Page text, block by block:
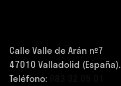
Calle Valle de Arán nº7
47010 Valladolid (España).
Teléfono: